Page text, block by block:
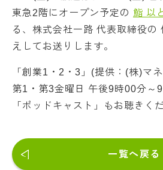
東急2階にオープン予定の 鮨 以
る、株式会社一路 代表取締役の
えしてお送りします。
「創業1・2・3」(提供：(株)マ
第1・第3金曜日 午後9時00分
「ポッドキャスト」もお聴きく
一覧へ戻る